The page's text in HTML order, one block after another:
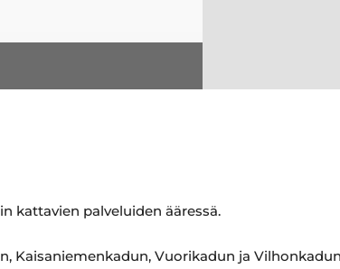
kattavien palveluiden ääressä.
Kaisaniemenkadun, Vuorikadun ja